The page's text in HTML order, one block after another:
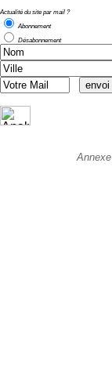
Actualité du site par mail ?
Abonnement
Désabonnement